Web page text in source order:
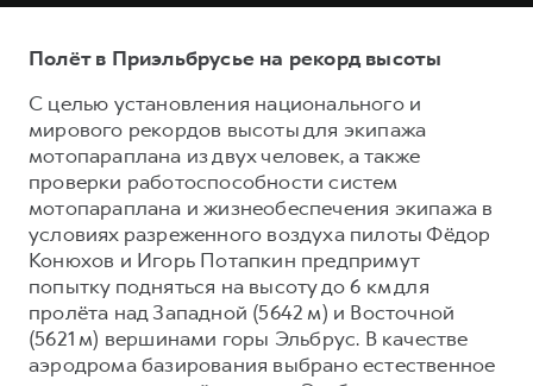
Полёт в Приэльбрусье на рекорд высоты
С целью установления национального и
мирового рекордов высоты для экипажа
мотопараплана из двух человек, а также
проверки работоспособности систем
мотопараплана и жизнеобеспечения экипажа в
условиях разреженного воздуха пилоты Фёдор
Конюхов и Игорь Потапкин предпримут
попытку подняться на высоту до 6 км для
пролёта над Западной (5642 м) и Восточной
(5621 м) вершинами горы Эльбрус. В качестве
аэродрома базирования выбрано естественное